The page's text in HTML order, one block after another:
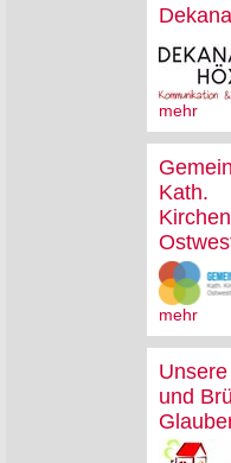
mehr
Kath.
mehr
und